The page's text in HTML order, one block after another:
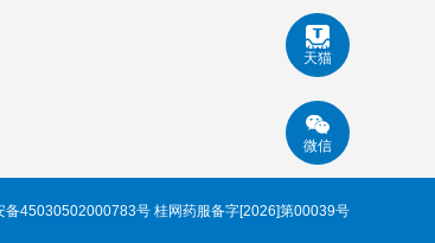
天猫
微信
备45030502000783号 桂网药服备字[2026]第00039号